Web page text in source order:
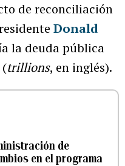
de reconciliación
Donald
la deuda pública
(trillions, en inglés).
de
en el programa